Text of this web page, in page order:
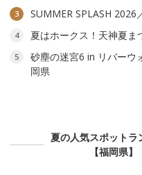
3 SUMMER SPLASH 2026
4 夏はホークス！天神夏ま
5
砂塵の迷宮6 in リバーウ
岡県
夏の人気スポットラ
【福岡県】